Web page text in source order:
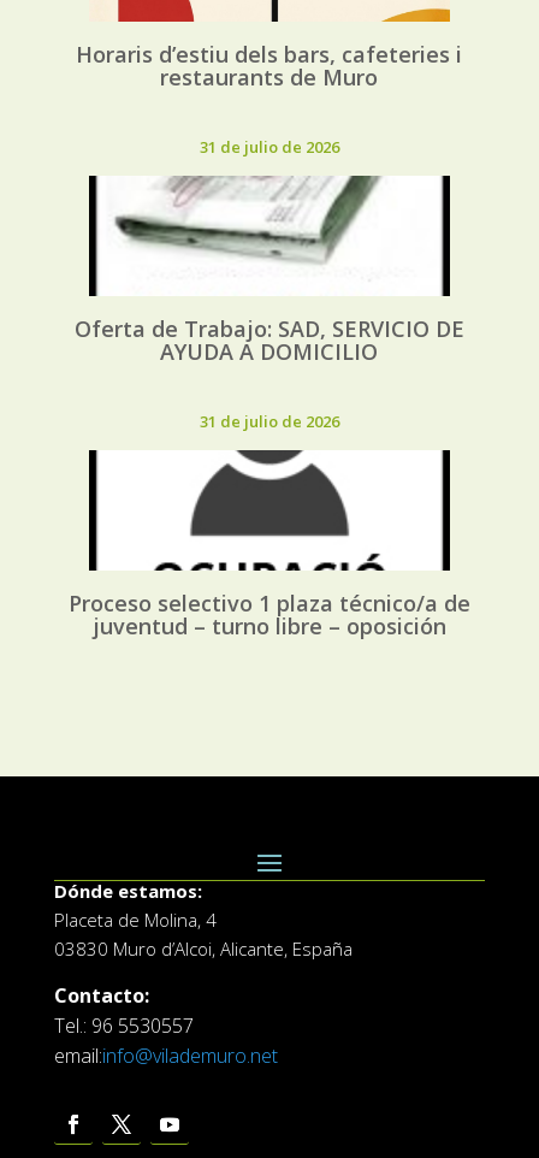
Horaris d’estiu dels bars, cafeteries i
restaurants de Muro
31 de julio de 2026
Oferta de Trabajo: SAD, SERVICIO DE
AYUDA A DOMICILIO
31 de julio de 2026
Proceso selectivo 1 plaza técnico/a de
juventud – turno libre – oposición
Dónde estamos:
Placeta de Molina, 4
03830 Muro d’Alcoi, Alicante, España
Contacto:
Tel.: 96 5530557
email:info@vilademuro.net